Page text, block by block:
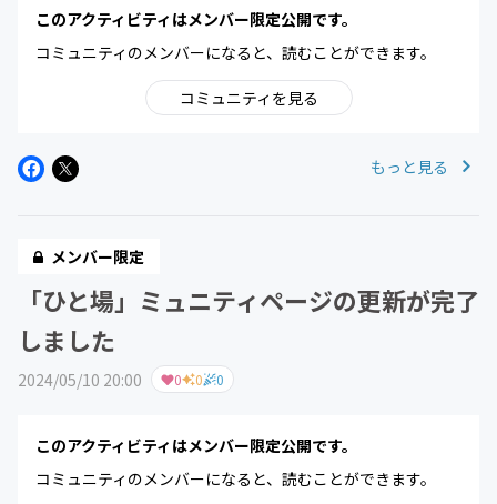
このアクティビティはメンバー限定公開です。
コミュニティのメンバーになると、読むことができます。
コミュニティを見る
もっと見る
メンバー限定
「ひと場」ミュニティページの更新が完了
しました
2024/05/10 20:00 0 0 0
このアクティビティはメンバー限定公開です。
コミュニティのメンバーになると、読むことができます。